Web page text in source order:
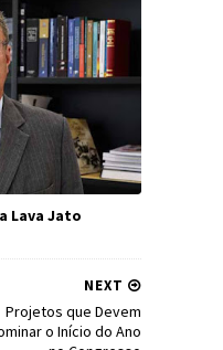
Lava Jato
NEXT
Projetos que Devem
o Início do Ano